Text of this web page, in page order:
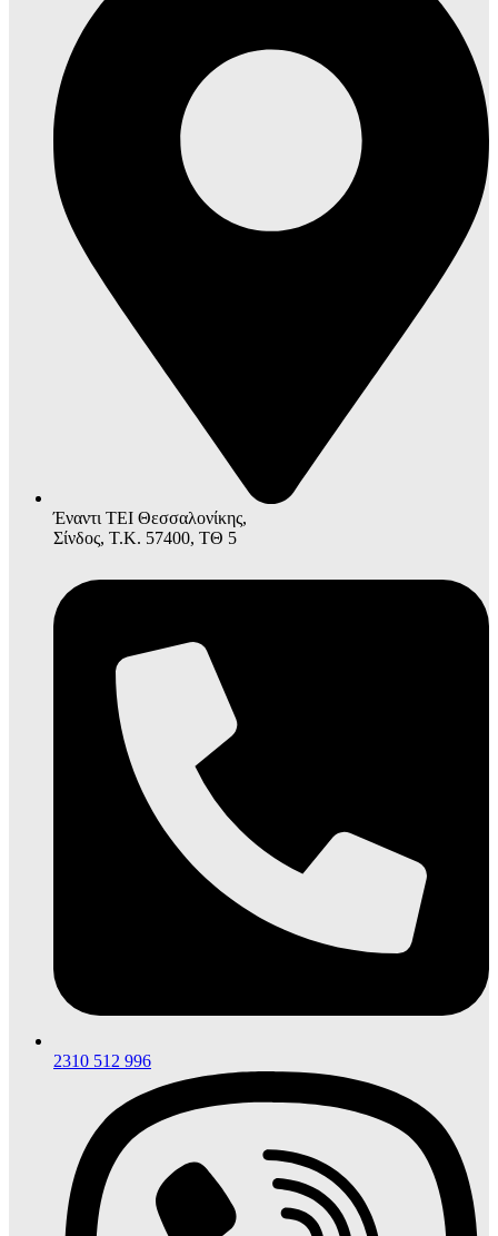
Έναντι ΤΕΙ Θεσσαλονίκης,
Σίνδος, Τ.Κ. 57400, ΤΘ 5
2310 512 996